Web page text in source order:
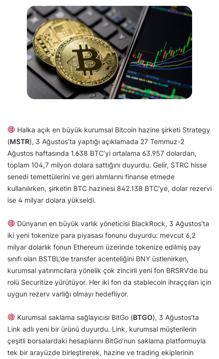
Halka açık en büyük kurumsal Bitcoin hazine şirketi Strategy
(MSTR), 3 Ağustos’ta yaptığı açıklamada 27 Temmuz-2
Ağustos haftasında 1.638 BTC’yi ortalama 63.957 dolardan,
toplam 104,7 milyon dolara sattığını duyurdu. Gelir, STRC hisse
senedi temettülerini ve geri alımlarını finanse etmede
kullanılırken, şirketin BTC hazinesi 842.138 BTC’ye, dolar rezervi
ise 4 milyar dolara yükseldi.
Dünyanın en büyük varlık yöneticisi BlackRock, 3 Ağustos’ta
iki yeni tokenize para piyasası fonunu duyurdu: mevcut 6,2
milyar dolarlık fonun Ethereum üzerinde tokenize edilmiş pay
sınıfı olan BSTBL’de transfer acenteliğini BNY üstlenirken,
kurumsal yatırımcılara yönelik çok zincirli yeni fon BRSRV’de bu
rolü Securitize yürütüyor. Her iki fon da stablecoin ihraççıları için
uygun rezerv varlığı olmayı hedefliyor.
Kurumsal saklama sağlayıcısı BitGo (BTGO), 3 Ağustos’ta
Link adlı yeni bir ürünü duyurdu. Link, kurumsal müşterilerin
çeşitli borsalardaki hesaplarını BitGo’nun saklama platformuyla
tek bir arayüzde birleştirerek, hazine ve trading ekiplerinin